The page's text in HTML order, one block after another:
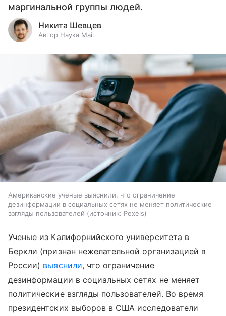
маргинальной группы людей.
Никита Шевцев
Автор Наука Mail
Американские ученые выяснили, что ограничение
дезинформации в социальных сетях не меняет политические
взгляды пользователей
источник: Pexels
Ученые из Калифорнийского университета в
Беркли (признан нежелательной организацией в
России) выяснили, что ограничение
дезинформации в социальных сетях не меняет
политические взгляды пользователей. Во время
президентских выборов в США исследователи